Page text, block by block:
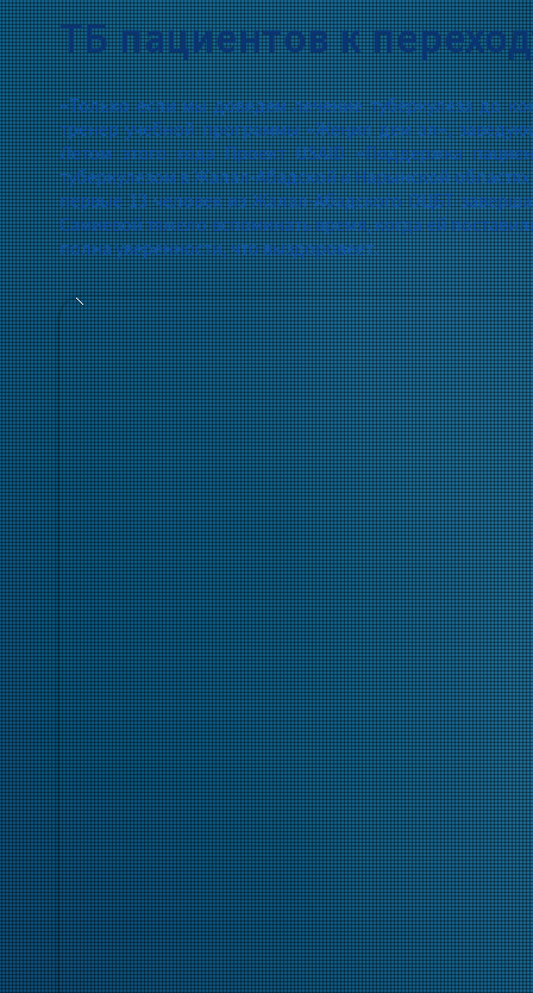
ТБ пациентов к
«Только если мы доведем лечение туберкулеза до
тренер учебной программы «Жеңил дем ал»,
Летом этого года Проект USAID «Поддержка
туберкулезом в Жалал-Абадской и Нарынской
первые 13 человек из Жалал-Абадского ОЦБТ
Самиевой тяжело вспоминать время, когда ей
полна уверенности, что выздоровеет.